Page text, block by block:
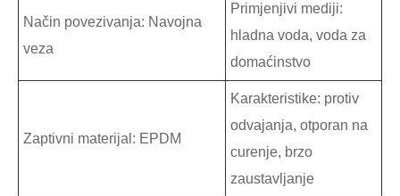
Način povezivanja: Navojna
veza
Primjenjivi mediji:
hladna voda, voda za
domaćinstvo
Zaptivni materijal: EPDM
Karakteristike: protiv
odvajanja, otporan na
curenje, brzo
zaustavljanje